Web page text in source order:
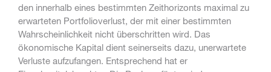
den innerhalb eines bestimmten Zeithorizonts maximal zu
erwarteten Portfolioverlust, der mit einer bestimmten
Wahrscheinlichkeit nicht überschritten wird. Das
ökonomische Kapital dient seinerseits dazu, unerwartete
Verluste aufzufangen. Entsprechend hat er